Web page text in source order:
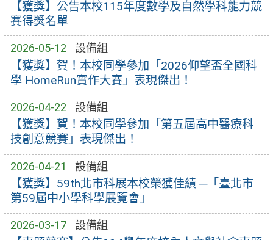
【獲獎】公告本校115年度數學及自然學科能力競
賽得獎名單
2026-05-12 設備組
【獲獎】賀！本校同學參加「2026仰望盃全國科
學 HomeRun實作大賽」表現傑出！
2026-04-22 設備組
【獲獎】賀！本校同學參加「第五屆高中醫療科
技創意競賽」表現傑出！
2026-04-21 設備組
【獲獎】59th北市科展本校榮獲佳績 ─「臺北市
第59屆中小學科學展覽會」
2026-03-17 設備組